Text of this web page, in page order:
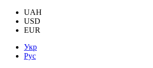
UAH
USD
EUR
Укр
Рус